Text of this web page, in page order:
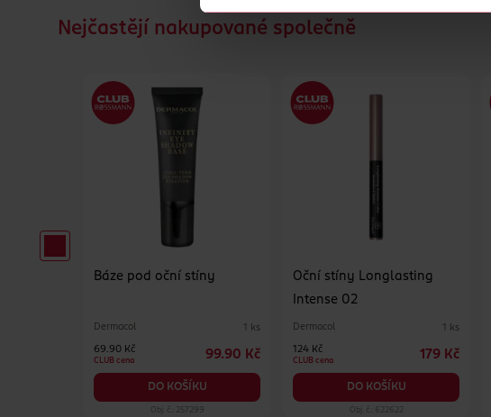
Nejčastějí nakupované společně
Báze pod oční stíny
Dermacol 1 ks
69.90 Kč
CLUB cena 99.90 Kč
DO KOŠÍKU
Obj. č.: 257299
Oční stíny Longlasting
Intense 02
Dermacol 1 ks
124 Kč
CLUB cena 179 Kč
DO KOŠÍKU
Obj. č.: 622622